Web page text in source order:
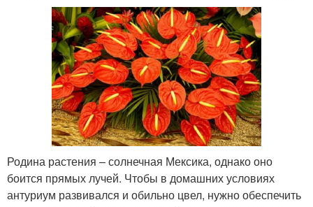
Родина растения – солнечная Мексика, однако оно
боится прямых лучей. Чтобы в домашних условиях
антуриум развивался и обильно цвел, нужно обеспечить